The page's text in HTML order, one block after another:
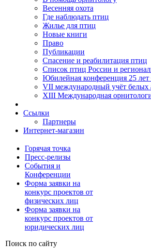
Весенняя охота
Где наблюдать птиц
Жилье для птиц
Новые книги
Право
Публикации
Спасение и реабилитация птиц
Список птиц России и
Юбилейная конференция 25
VII международный учёт белых
XIII Международная
Ссылки
Партнеры
Интернет-магазин
Горячая точка
Пресс-релизы
События и
Конференции
Форма заявки на
конкурс проектов от
физических лиц
Форма заявки на
конкурс проектов от
юридических лиц
Поиск по сайту